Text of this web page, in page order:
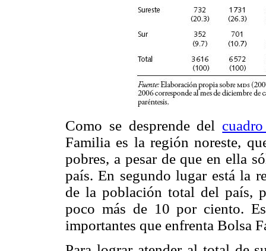
Como se desprende del
Familia es la región noreste,
pobres, a pesar de que en ella
país. En segundo lugar está la
de la población total del país,
poco más de 10 por ciento.
importantes que enfrenta Bolsa